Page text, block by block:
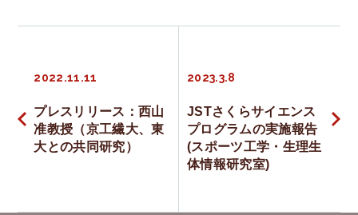
ナ
2022.11.11
プレスリリース：西山
准教授（京工繊大、東
大との共同研究）
2023.3.8
JSTさくらサイエンス
プログラムの実施報告
(スポーツ工学・生理生
体情報研究室)